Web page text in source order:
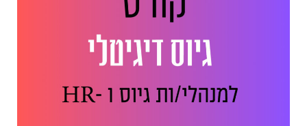
ייעוץ. הקמת מחלקות. לימוד.